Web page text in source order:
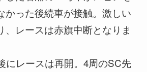
かった後続車が接触。激しい
、レースは赤旗中断となりま
にレースは再開。4周のSC先